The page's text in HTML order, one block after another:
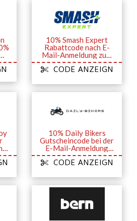
10% Smash Expert
Rabattcode nach E-
Mail-Anmeldung zum
Newsletter
CODE ANZEIGN
10% Daily Bikers
Gutscheincode bei der
E-Mail-Anmeldung
zum Newsletter
CODE ANZEIGN